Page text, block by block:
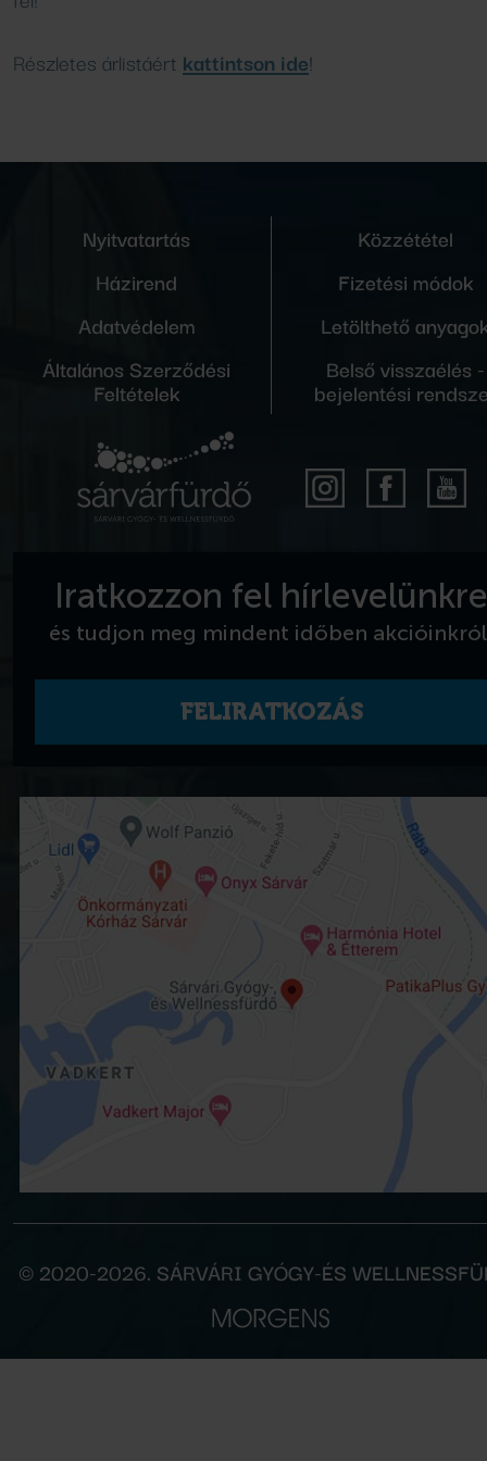
Részletes árlistáért kattintson ide!
Nyitvatartás
Házirend
Adatvédelem
Általános Szerződési
Feltételek
Közzététel
Fizetési módok
Letölthető
Belső visszaélés -
bejelentési
Iratkozzon fel hírlevelünkre
és tudjon meg mindent időben
FELIRATKOZÁS
© 2020-2026. SÁRVÁRI GYÓGY-ÉS